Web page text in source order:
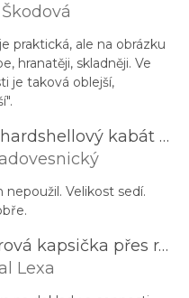
produktu je 3 z 5 hvězdiček.
praktická, ale na obrázku
hranatěji, skladněji. Ve
je taková oblejší,
Pánský hardshellový kabát HUSKY Nestia M zelený
produktu je 5 z 5 hvězdiček.
nepoužil. Velikost sedí.
Outdoorová kapsička přes rameno PROGRESS Corss Body černá
produktu je 5 z 5 hvězdiček.
Lexa